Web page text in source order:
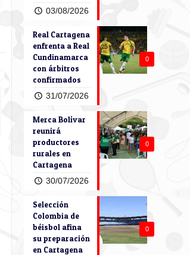
03/08/2026
0
Real Cartagena
enfrenta a Real
Cundinamarca
con árbitros
confirmados
31/07/2026
0
Merca Bolívar
reunirá
productores
rurales en
Cartagena
30/07/2026
0
Selección
Colombia de
béisbol afina
su preparación
en Cartagena